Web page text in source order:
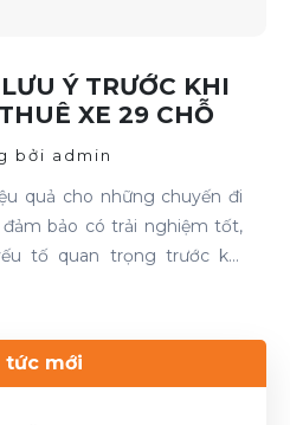
Ý TRƯỚC KHI
XE 29 CHỖ
bởi admin
quả cho những chuyến đi
đảm bảo có trải nghiệm tốt,
tố quan trọng trước khi
liên hệ với Thuê xe Phong
tốt nhất.Liên hệ 0899 78
tức mới